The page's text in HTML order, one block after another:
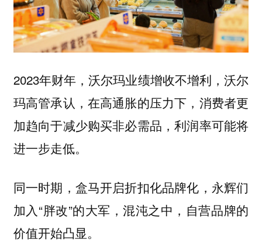
2023年财年，沃尔玛业绩增收不增利，沃尔
玛高管承认，在高通胀的压力下，消费者更
加趋向于减少购买非必需品，利润率可能将
进一步走低。
同一时期，盒马开启折扣化品牌化，永辉们
加入“胖改”的大军，混沌之中，自营品牌的
价值开始凸显。